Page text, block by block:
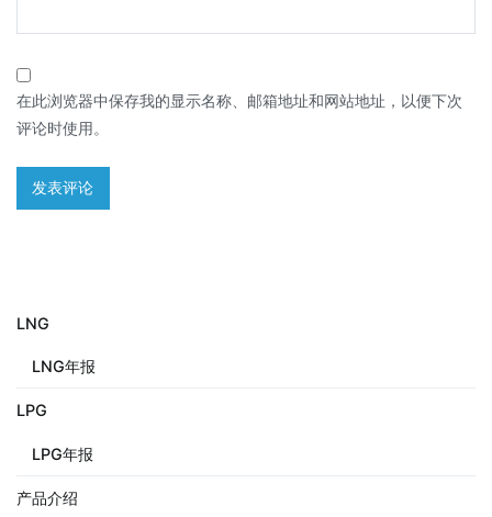
在此浏览器中保存我的显示名称、邮箱地址和网站地址，以便下次
评论时使用。
LNG
LNG年报
LPG
LPG年报
产品介绍